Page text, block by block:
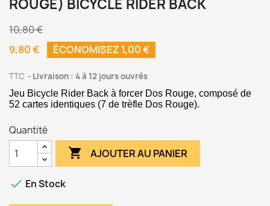
ROUGE) BICYCLE RIDER BACK
10,80 €
9,80 €
ÉCONOMISEZ 1,00 €
TTC Livraison : 4 à 12 jours ouvrés
Jeu Bicycle Rider Back à forcer Dos Rouge, composé de
52 cartes identiques (7 de trèfle Dos Rouge).
Quantité
 AJOUTER AU PANIER
 En Stock